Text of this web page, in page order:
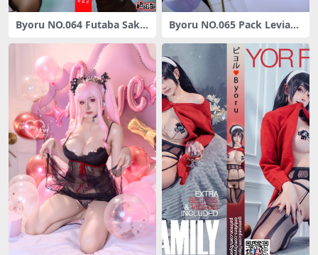
Byoru NO.064 Futaba Saku
Byoru NO.065 Pack Leviath